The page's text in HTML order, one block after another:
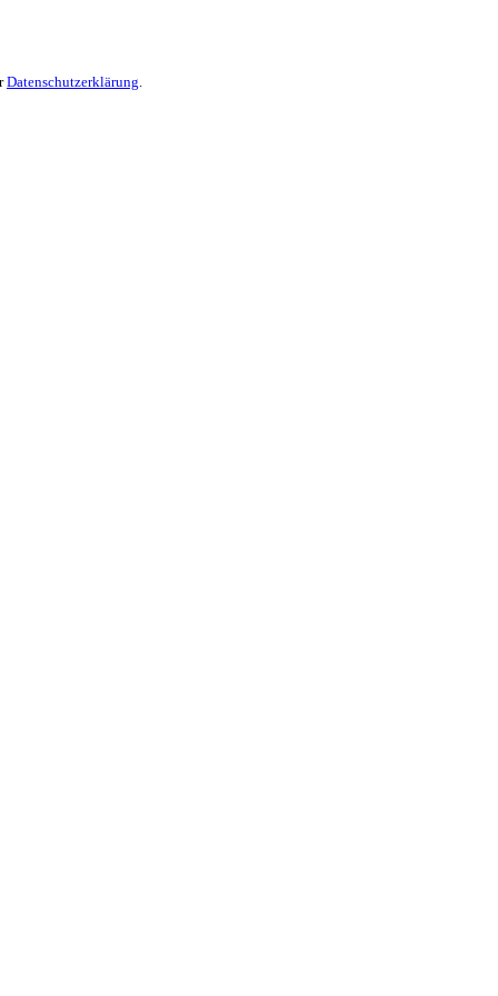
Datenschutzerklärung.